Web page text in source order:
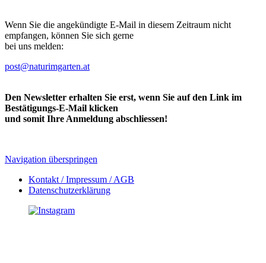
Wenn Sie die angekündigte E-Mail in diesem Zeitraum nicht
empfangen, können Sie sich gerne
bei uns melden:
post@naturimgarten.at
Den Newsletter erhalten Sie erst, wenn Sie auf den Link im
Bestätigungs-E-Mail klicken
und somit Ihre Anmeldung abschliessen!
Navigation überspringen
Kontakt / Impressum / AGB
Datenschutzerklärung